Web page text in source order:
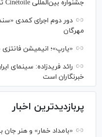
جشنواره بین‌المللی Cinétoile تونس
دور دوم اجرای کمدی
مهرگان
«یارپ»؛ انیمیشن فانتزی
رائد فریدزاده: سینمای
خبرنگاران است
پربازدیدترین اخبار
«بامداد خمار» و هنر